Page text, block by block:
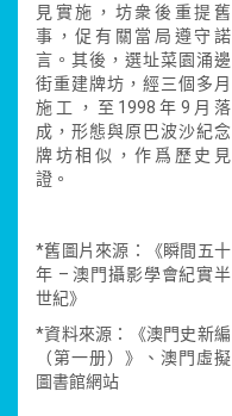
見實施，坊衆後重提舊
事，促有關當局遵守諾
言。其後，選址菜園涌邊
街重建牌坊，經三個多月
施工，至1998年9月落
成，形態與原巴波沙紀念
牌坊相似，作爲歷史見
證。
*舊圖片來源：《瞬間五十
年 – 澳門攝影學會紀實半
世紀》
*資料來源：《澳門史新編
（第一册）》、澳門虛擬
圖書館網站